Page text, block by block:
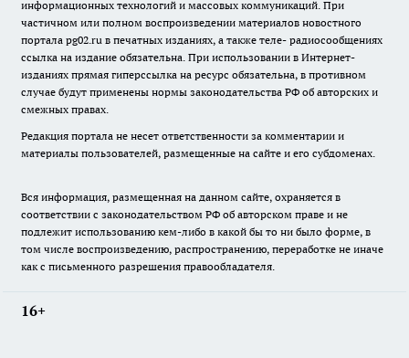
информационных технологий и массовых коммуникаций. При
частичном или полном воспроизведении материалов новостного
портала pg02.ru в печатных изданиях, а также теле- радиосообщениях
ссылка на издание обязательна. При использовании в Интернет-
изданиях прямая гиперссылка на ресурс обязательна, в противном
случае будут применены нормы законодательства РФ об авторских и
смежных правах.
Редакция портала не несет ответственности за комментарии и
материалы пользователей, размещенные на сайте и его субдоменах.
Вся информация, размещенная на данном сайте, охраняется в
соответствии с законодательством РФ об авторском праве и не
подлежит использованию кем-либо в какой бы то ни было форме, в
том числе воспроизведению, распространению, переработке не иначе
как с письменного разрешения правообладателя.
16+